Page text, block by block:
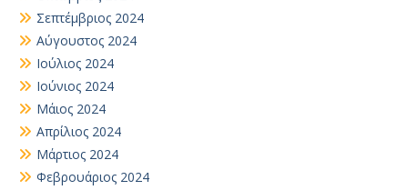
Σεπτέμβριος 2024
Αύγουστος 2024
Ιούλιος 2024
Ιούνιος 2024
Μάιος 2024
Απρίλιος 2024
Μάρτιος 2024
Φεβρουάριος 2024